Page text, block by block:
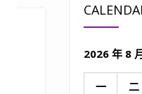
2026 年 8
一 二